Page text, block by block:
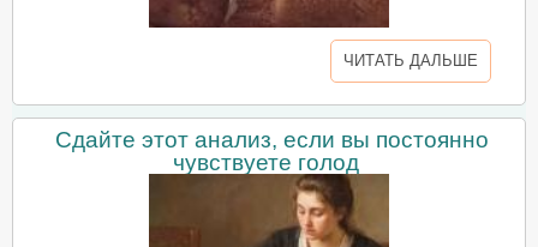
ЧИТАТЬ ДАЛЬШЕ
Сдайте этот анализ, если вы постоянно
чувствуете голод